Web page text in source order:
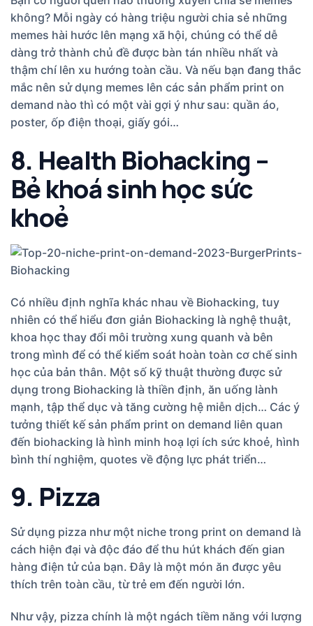
không? Mỗi ngày có hàng triệu người chia sẻ những
memes hài hước lên mạng xã hội, chúng có thể dễ
dàng trở thành chủ đề được bàn tán nhiều nhất và
thậm chí lên xu hướng toàn cầu. Và nếu bạn đang thắc
mắc nên sử dụng memes lên các sản phẩm print on
demand nào thì có một vài gợi ý như sau: quần áo,
poster, ốp điện thoại, giấy gói…
8. Health Biohacking –
Bẻ khoá sinh học sức
khoẻ
Có nhiều định nghĩa khác nhau về Biohacking, tuy
nhiên có thể hiểu đơn giản Biohacking là nghệ thuật,
khoa học thay đổi môi trường xung quanh và bên
trong mình để có thể kiểm soát hoàn toàn cơ chế sinh
học của bản thân. Một số kỹ thuật thường được sử
dụng trong Biohacking là thiền định, ăn uống lành
mạnh, tập thể dục và tăng cường hệ miễn dịch… Các ý
tưởng thiết kế sản phẩm print on demand liên quan
đến biohacking là hình minh hoạ lợi ích sức khoẻ, hình
bình thí nghiệm, quotes về động lực phát triển…
9. Pizza
Sử dụng pizza như một niche trong print on demand là
cách hiện đại và độc đáo để thu hút khách đến gian
hàng điện tử của bạn. Đây là một món ăn được yêu
thích trên toàn cầu, từ trẻ em đến người lớn.
Như vậy, pizza chính là một ngách tiềm năng với lượng